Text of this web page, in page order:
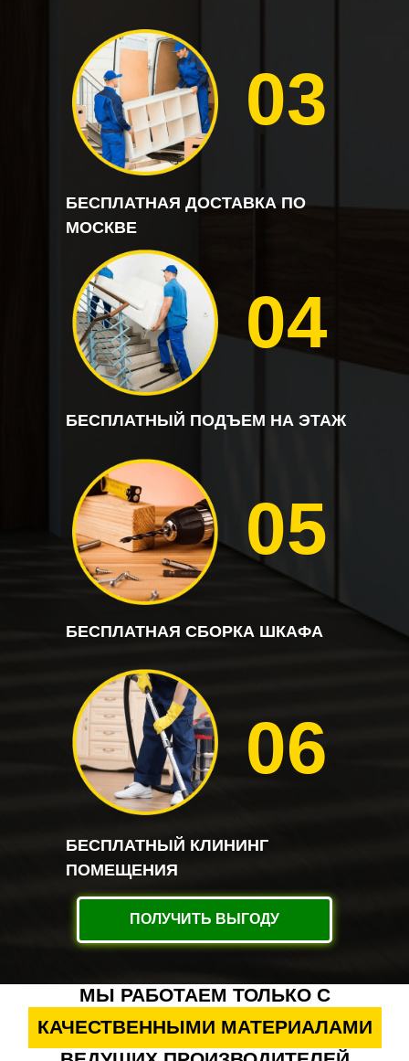
БЕСПЛАТНАЯ ДОСТАВКА ПО
МОСКВЕ
03
БЕСПЛАТНЫЙ ПОДЪЕМ НА ЭТАЖ
04
БЕСПЛАТНАЯ СБОРКА ШКАФА
05
БЕСПЛАТНЫЙ КЛИНИНГ
ПОМЕЩЕНИЯ
06
ПОЛУЧИТЬ ВЫГОДУ
МЫ РАБОТАЕМ ТОЛЬКО С
КАЧЕСТВЕННЫМИ МАТЕРИАЛАМИ